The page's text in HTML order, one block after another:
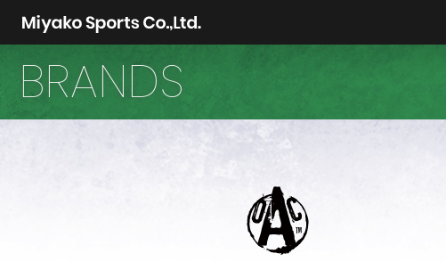
BRANDS